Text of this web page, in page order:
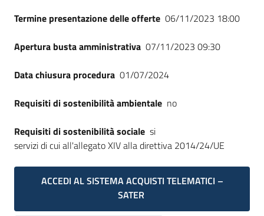
Termine presentazione delle offerte 06/11/2023 18:00
Apertura busta amministrativa 07/11/2023 09:30
Data chiusura procedura 01/07/2024
Requisiti di sostenibilità ambientale no
Requisiti di sostenibilità sociale si
servizi di cui all'allegato XIV alla direttiva 2014/24/UE
ACCEDI AL SISTEMA ACQUISTI TELEMATICI –
SATER